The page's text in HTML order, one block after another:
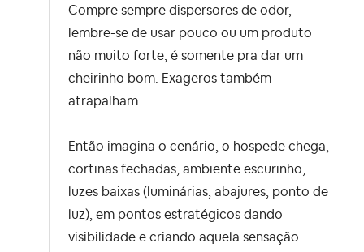
Compre sempre dispersores de odor,
lembre-se de usar pouco ou um produto
não muito forte, é somente pra dar um
cheirinho bom. Exageros também
atrapalham.
Então imagina o cenário, o hospede chega,
cortinas fechadas, ambiente escurinho,
luzes baixas (luminárias, abajures, ponto de
luz), em pontos estratégicos dando
visibilidade e criando aquela sensação